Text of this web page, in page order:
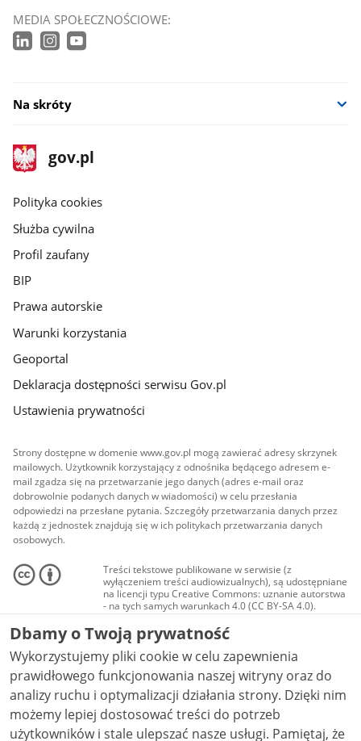
MEDIA SPOŁECZNOŚCIOWE:
Na skróty
stopka
gov.pl
Strona
gov.pl
gov.pl
Polityka cookies
Służba cywilna
Profil zaufany
BIP
Prawa autorskie
Warunki korzystania
Geoportal
Deklaracja dostępności serwisu Gov.pl
Ustawienia prywatności
Strony dostępne w domenie www.gov.pl mogą zawierać adresy skrzynek
mailowych. Użytkownik korzystający z odnośnika będącego adresem e-
mail zgadza się na przetwarzanie jego danych (adres e-mail oraz
dobrowolnie podanych danych w wiadomości) w celu przesłania
odpowiedzi na przesłane pytania. Szczegóły przetwarzania danych przez
każdą z jednostek znajdują się w ich politykach przetwarzania danych
osobowych.
Treści tekstowe publikowane w serwisie (z
wyłączeniem treści audiowizualnych), są udostępniane
na licencji typu Creative Commons: uznanie autorstwa
- na tych samych warunkach 4.0 (CC BY-SA 4.0).
Materiały audiowizualne, w tym zdjęcia, materiały
audio i wideo, są udostępniane na licencji typu
Creative Commons: uznanie autorstwa użycie
niekomercyjne - bez utworów zależnych 4.0 (CC BY-
NC-ND 4.0), o ile nie jest to stwierdzone inaczej.
Dbamy o Twoją prywatność
Wykorzystujemy pliki cookie w celu zapewnienia
prawidłowego funkcjonowania naszej witryny oraz do
analizy ruchu i optymalizacji działania strony. Dzięki nim
możemy lepiej dostosować treści do potrzeb
użytkowników i stale ulepszać nasze usługi. Pamiętaj, że